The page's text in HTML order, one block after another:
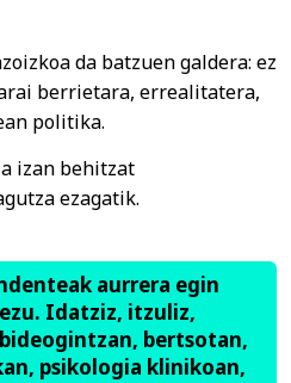
da batzuen galdera: ez
berrietara, errealitatera,
politika.
izan behitzat
ezagatik.
aurrera egin
Idatziz, itzuliz,
bertsotan,
psikologia klinikoan,